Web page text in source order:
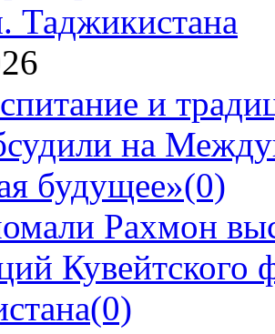
Таджикистана
и
на
будущее»(0)
Рахмон
Кувейтского
(0)